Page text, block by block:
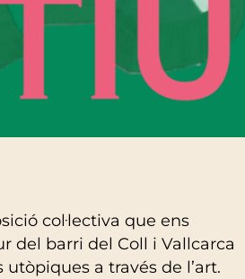
col·lectiva que ens
del barri del Coll i Vallcarca
a través de l’art.